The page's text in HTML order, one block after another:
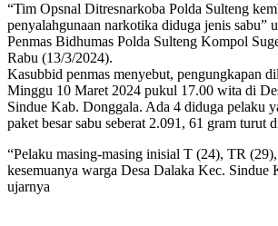
“Tim Opsnal Ditresnarkoba Polda Sulteng
penyalahgunaan narkotika diduga jenis sabu”
Penmas Bidhumas Polda Sulteng Kompol
Rabu (13/3/2024).
Kasubbid penmas menyebut, pengungkapan
Minggu 10 Maret 2024 pukul 17.00 wita di
Sindue Kab. Donggala. Ada 4 diduga pelaku
paket besar sabu seberat 2.091, 61 gram turut
“Pelaku masing-masing inisial T (24), TR
kesemuanya warga Desa Dalaka Kec. Sindue
ujarnya